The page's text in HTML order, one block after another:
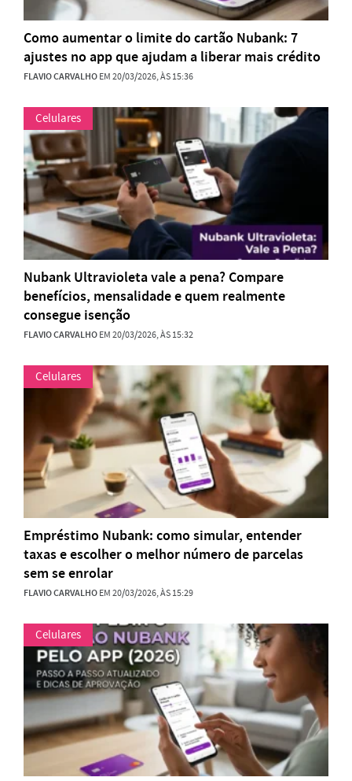
Como aumentar o limite do cartão Nubank: 7
ajustes no app que ajudam a liberar mais crédito
FLAVIO CARVALHOEM 20/03/2026, ÀS 15:36
Celulares
Nubank Ultravioleta vale a pena? Compare
benefícios, mensalidade e quem realmente
consegue isenção
FLAVIO CARVALHOEM 20/03/2026, ÀS 15:32
Celulares
Empréstimo Nubank: como simular, entender
taxas e escolher o melhor número de parcelas
sem se enrolar
FLAVIO CARVALHOEM 20/03/2026, ÀS 15:29
Celulares